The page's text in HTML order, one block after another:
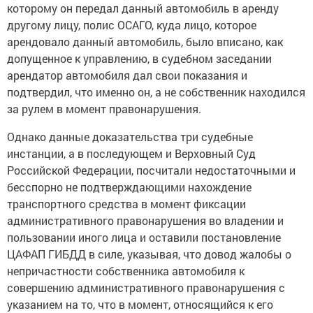
которому он передал данный автомобиль в аренду
другому лицу, полис ОСАГО, куда лицо, которое
арендовало данный автомобиль, было вписано, как
допущенное к управлению, в судебном заседании
арендатор автомобиля дал свои показания и
подтвердил, что именно он, а не собственник находился
за рулем в момент правонарушения.
Однако данные доказательства три судебные
инстанции, а в последующем и Верховный Суд
Российской Федерации, посчитали недостаточными и
бесспорно не подтверждающими нахождение
транспортного средства в момент фиксации
административного правонарушения во владении и
пользовании иного лица и оставили постановление
ЦАФАП ГИБДД в силе, указывая, что довод жалобы о
непричастности собственника автомобиля к
совершению административного правонарушения с
указанием на то, что в момент, относящийся к его